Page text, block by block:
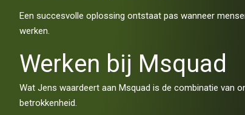
Een succesvolle oplossing ontstaat pas wanneer
werken.
Werken bij Msquad
Wat Jens waardeert aan Msquad is de combinatie van
betrokkenheid.